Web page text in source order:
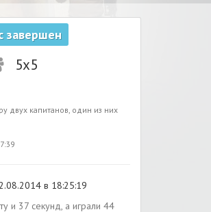
завершен
5x5
двух капитанов, один из них
в 18:25:19
и 37 секунд, а играли 44